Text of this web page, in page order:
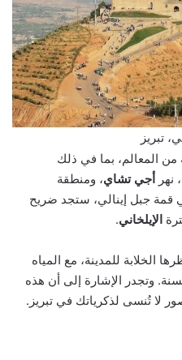
تبريز
المعالم، بما في ذلك
، نهر أجي تشاي، ومنطقة
جبل إينالي، ستجد ضريح
الإيلخاني.
الخلابة للمدينة، مع المياه
وتجدر الإشارة إلى أن هذه
لا تُنسى لذكرياتك في تبريز.